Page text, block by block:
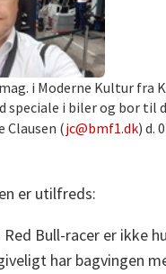
i Moderne Kultur fra
speciale i biler og bor til
Clausen (jc@bmf1.dk) d.
er utilfreds:
Bull-racer er ikke
har bagvingen